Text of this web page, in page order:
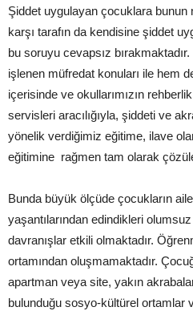
Şiddet uygulayan çocuklara
karşı tarafın da kendisine şiddet
bu soruyu cevapsız
işlenen müfredat konuları ile hem
içerisinde ve okullarımızın
servisleri aracılığıyla, şiddeti ve
yönelik verdiğimiz eğitime, ilave
eğitimine rağmen tam olarak
Bunda büyük ölçüde çocukların aile
yaşantılarından edindikleri
davranışlar etkili olmaktadır.
ortamından oluşmamaktadır.
apartman veya site, yakın
bulunduğu sosyo-kültürel ortamlar